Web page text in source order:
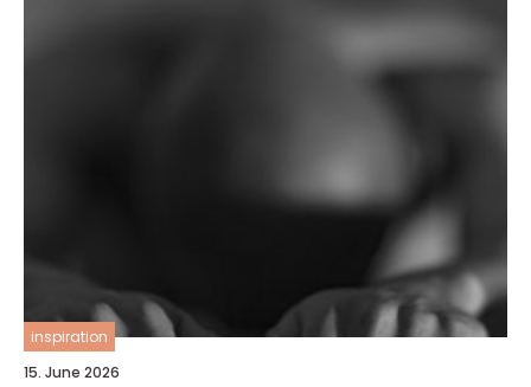
inspiration
15. June 2026